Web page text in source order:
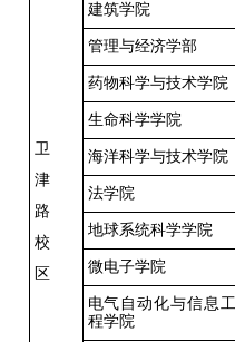
卫
津
路
校
区
建筑学院
管理与经济学部
药物科学与技术学院
生命科学学院
海洋科学与技术学院
法学院
地球系统科学学院
微电子学院
电气自动化与信息工
程学院